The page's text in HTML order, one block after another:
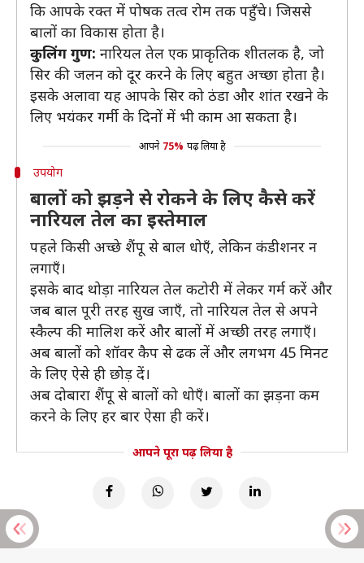
कि आपके रक्त में पोषक तत्व रोम तक पहुँचे। जिससे
बालों का विकास होता है।
कुलिंग गुण: नारियल तेल एक प्राकृतिक शीतलक है, जो
सिर की जलन को दूर करने के लिए बहुत अच्छा होता है।
इसके अलावा यह आपके सिर को ठंडा और शांत रखने के
लिए भयंकर गर्मी के दिनों में भी काम आ सकता है।
आपने 75% पढ़ लिया है
उपयोग
बालों को झड़ने से रोकने के लिए कैसे करें
नारियल तेल का इस्तेमाल
पहले किसी अच्छे शैंपू से बाल धोएँ, लेकिन कंडीशनर न
लगाएँ।
इसके बाद थोड़ा नारियल तेल कटोरी में लेकर गर्म करें और
जब बाल पूरी तरह सुख जाएँ, तो नारियल तेल से अपने
स्कैल्प की मालिश करें और बालों में अच्छी तरह लगाएँ।
अब बालों को शॉवर कैप से ढक लें और लगभग 45 मिनट
के लिए ऐसे ही छोड़ दें।
अब दोबारा शैंपू से बालों को धोएँ। बालों का झड़ना कम
करने के लिए हर बार ऐसा ही करें।
आपने पूरा पढ़ लिया है